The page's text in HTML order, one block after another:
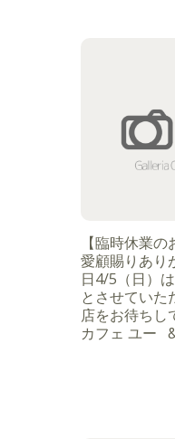
【臨時休業
愛顧賜りあり
日4/5（日）
とさせていた
店をお待ち
カフェ ユー